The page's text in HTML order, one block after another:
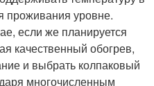
проживания уровне.
если же планируется
качественный обогрев,
и выбрать колпаковый
многочисленным